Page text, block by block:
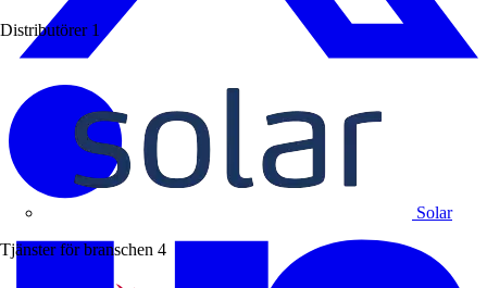
Distributörer 1
Solar
Tjänster för branschen 4